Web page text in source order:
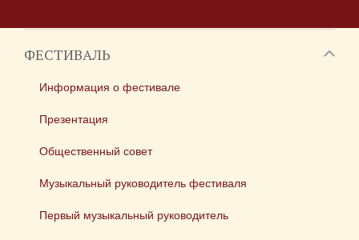
ФЕСТИВАЛЬ
Информация о фестивале
Презентация
Общественный совет
Музыкальный руководитель фестиваля
Первый музыкальный руководитель